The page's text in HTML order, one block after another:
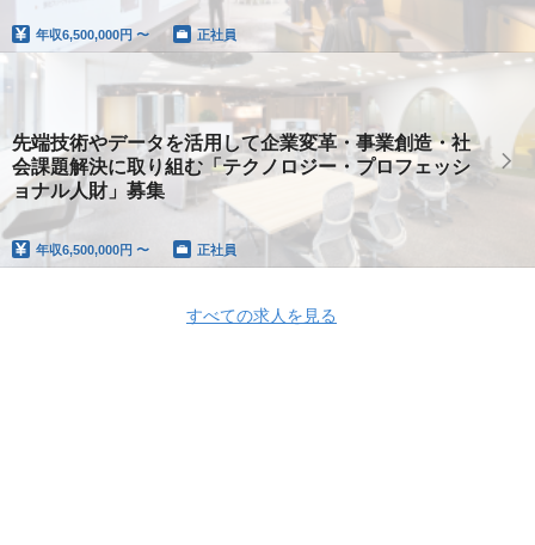
年収6,500,000円 〜 正社員
先端技術やデータを活用して企業変革・事業創造・社
会課題解決に取り組む「テクノロジー・プロフェッシ
ョナル人財」募集
年収6,500,000円 〜 正社員
すべての求人を見る